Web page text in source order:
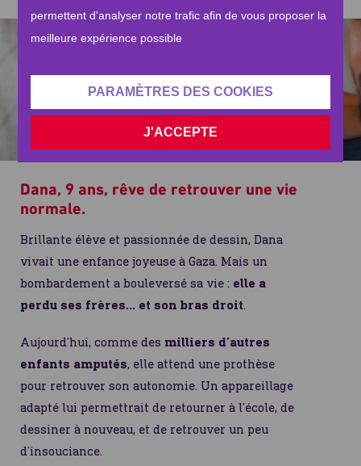
permettent d'analyser notre trafic afin de vous proposer la
meilleure expérience possible
PARAMÈTRES DES COOKIES
J'ACCEPTE
Dana, 9 ans, rêve de retrouver une vie
normale.
Brillante élève et passionnée de dessin, Dana
vivait une enfance joyeuse à Gaza. Mais un
bombardement a bouleversé sa vie : elle a
perdu ses frères… et son bras droit.
Aujourd’hui, comme des milliers d’autres
enfants amputés, elle attend une prothèse
pour retrouver son autonomie. Un appareillage
adapté lui permettrait de retourner à l’école, de
dessiner à nouveau, et de retrouver un peu
d’insouciance.